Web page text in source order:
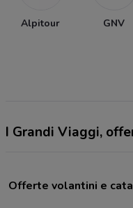
Alpitour GNV
I Grandi Viaggi,
Offerte volantini e